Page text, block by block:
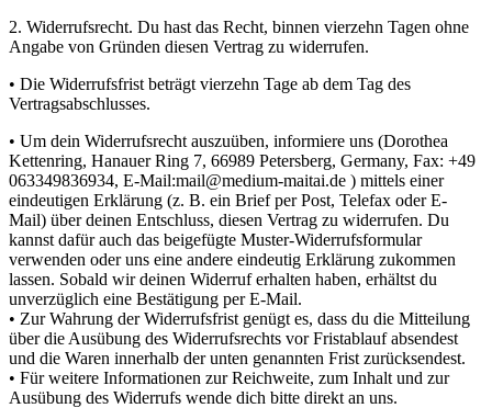
2. Widerrufsrecht. Du hast das Recht, binnen vierzehn Tagen ohne
Angabe von Gründen diesen Vertrag zu widerrufen.
• Die Widerrufsfrist beträgt vierzehn Tage ab dem Tag des
Vertragsabschlusses.
• Um dein Widerrufsrecht auszuüben, informiere uns (Dorothea
Kettenring, Hanauer Ring 7, 66989 Petersberg, Germany, Fax: +49
063349836934, E-Mail:mail@medium-maitai.de ) mittels einer
eindeutigen Erklärung (z. B. ein Brief per Post, Telefax oder E-
Mail) über deinen Entschluss, diesen Vertrag zu widerrufen. Du
kannst dafür auch das beigefügte Muster-Widerrufsformular
verwenden oder uns eine andere eindeutig Erklärung zukommen
lassen. Sobald wir deinen Widerruf erhalten haben, erhältst du
unverzüglich eine Bestätigung per E-Mail.
• Zur Wahrung der Widerrufsfrist genügt es, dass du die Mitteilung
über die Ausübung des Widerrufsrechts vor Fristablauf absendest
und die Waren innerhalb der unten genannten Frist zurücksendest.
• Für weitere Informationen zur Reichweite, zum Inhalt und zur
Ausübung des Widerrufs wende dich bitte direkt an uns.